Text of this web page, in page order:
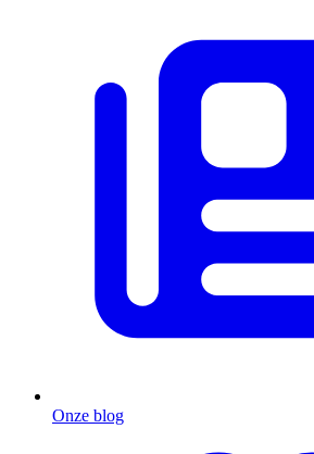
Onze blog